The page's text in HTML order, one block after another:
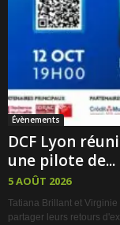
Évènements
DCF Lyon
une pilote de...
5 AOÛT 2026
Tatiana Brillant et
partager leurs retours